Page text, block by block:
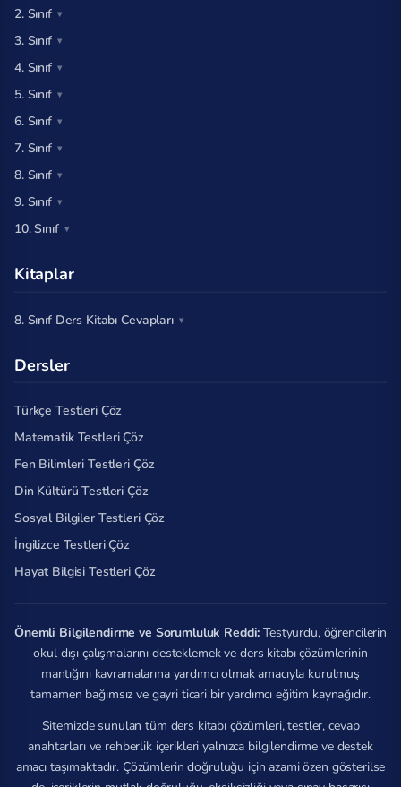
2. Sınıf
3. Sınıf
4. Sınıf
5. Sınıf
6. Sınıf
7. Sınıf
8. Sınıf
9. Sınıf
10. Sınıf
Kitaplar
8. Sınıf Ders Kitabı Cevapları
Dersler
Türkçe Testleri Çöz
Matematik Testleri Çöz
Fen Bilimleri Testleri Çöz
Din Kültürü Testleri Çöz
Sosyal Bilgiler Testleri Çöz
İngilizce Testleri Çöz
Hayat Bilgisi Testleri Çöz
Önemli Bilgilendirme ve Sorumluluk Reddi: Testyurdu, öğrencilerin
okul dışı çalışmalarını desteklemek ve ders kitabı çözümlerinin
mantığını kavramalarına yardımcı olmak amacıyla kurulmuş
tamamen bağımsız ve gayri ticari bir yardımcı eğitim kaynağıdır.
Sitemizde sunulan tüm ders kitabı çözümleri, testler, cevap
anahtarları ve rehberlik içerikleri yalnızca bilgilendirme ve destek
amacı taşımaktadır. Çözümlerin doğruluğu için azami özen gösterilse